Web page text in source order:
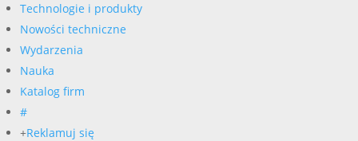
Technologie i produkty
Nowości techniczne
Wydarzenia
Nauka
Katalog firm
#
+Reklamuj się